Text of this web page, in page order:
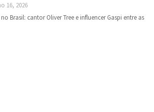
16, 2026
Brasil: cantor Oliver Tree e influencer Gaspi entre as